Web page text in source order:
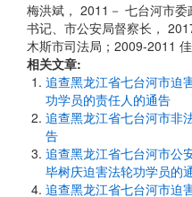
梅洪斌， 2011－ 七台河市
书记、市公安局督察长，
木斯市司法局；2009-2011
相关文章:
追查黑龙江省七台河市迫
功学员的责任人的通告
追查黑龙江省七台河市非
告
追查黑龙江省七台河市公
毕树庆迫害法轮功学员的
追查黑龙江省七台河市迫